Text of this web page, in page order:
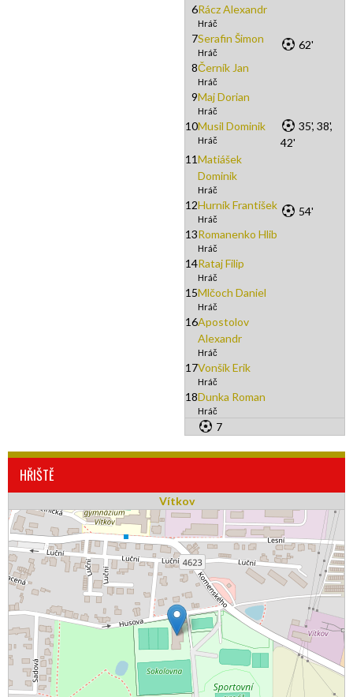
6Rácz Alexandr
Hráč
7Serafin Šimon
Hráč
62'
8Černík Jan
Hráč
9Maj Dorian
Hráč
10Musil Dominik
Hráč
35', 38',
42'
11Matiášek
Dominik
Hráč
12Hurník František
Hráč
54'
13Romanenko Hlib
Hráč
14Rataj Filip
Hráč
15Mlčoch Daniel
Hráč
16Apostolov
Alexandr
Hráč
17Vonšík Erik
Hráč
18Dunka Roman
Hráč
7
HŘIŠTĚ
Vítkov